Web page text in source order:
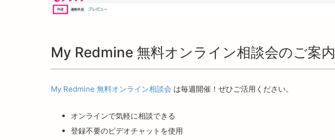
My Redmine 無料オンライン相談会のご案内
My Redmine 無料オンライン相談会 は毎週開催！ぜひご活用ください。
オンラインで気軽に相談できる
登録不要のビデオチャットを使用